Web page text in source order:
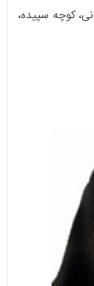
کوچه سپیده،